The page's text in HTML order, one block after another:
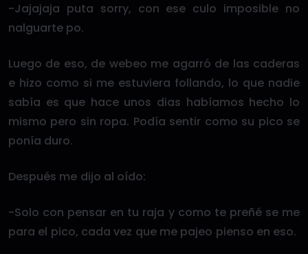
-Jajajaja puta sorry, con ese culo imposible no
nalguarte po.
Luego de eso, de webeo me agarró de las caderas
e hizo como si me estuviera follando, lo que nadie
sabía es que hace unos dias habíamos hecho lo
mismo pero sin ropa. Podía sentir como su pico se
ponía duro.
Después me dijo al oído:
-Solo con pensar en tu raja y como te preñé se me
para el pico, cada vez que me pajeo pienso en eso.